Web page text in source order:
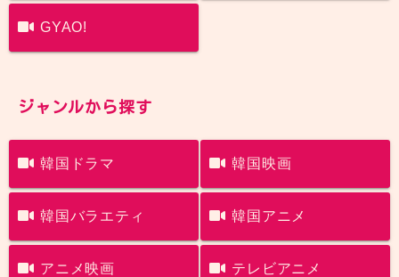
GYAO!
ジャンルから探す
韓国ドラマ 韓国映画
韓国バラエティ 韓国アニメ
アニメ映画 テレビアニメ